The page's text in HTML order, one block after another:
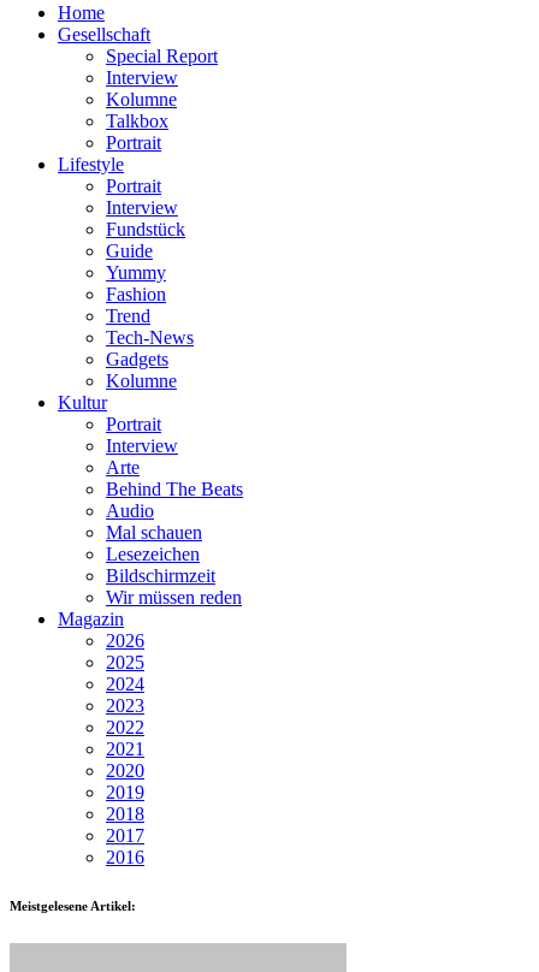
Home
Gesellschaft
Special Report
Interview
Kolumne
Talkbox
Portrait
Lifestyle
Portrait
Interview
Fundstück
Guide
Yummy
Fashion
Trend
Tech-News
Gadgets
Kolumne
Kultur
Portrait
Interview
Arte
Behind The Beats
Audio
Mal schauen
Lesezeichen
Bildschirmzeit
Wir müssen reden
Magazin
2026
2025
2024
2023
2022
2021
2020
2019
2018
2017
2016
Meistgelesene Artikel: